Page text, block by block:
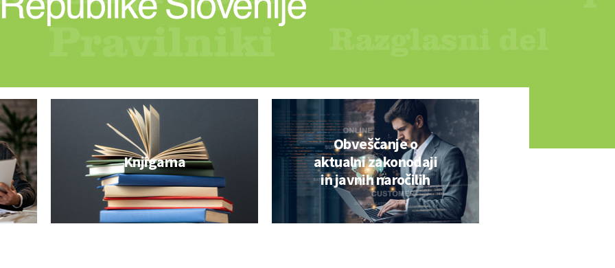
Knjigarna
Obveščanje o
aktualni zakonodaji
in javnih naročilih